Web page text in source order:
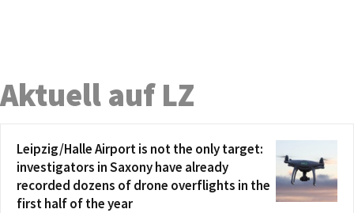
Aktuell auf LZ
Leipzig/Halle Airport is not the only target:
investigators in Saxony have already
recorded dozens of drone overflights in the
first half of the year